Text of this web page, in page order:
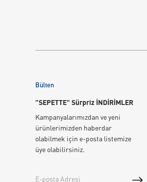
Bülten
"SEPETTE" Sürpriz İNDİRİMLER
Kampanyalarımızdan ve yeni
ürünlerimizden haberdar
olabilmek için e-posta listemize
üye olabilirsiniz.